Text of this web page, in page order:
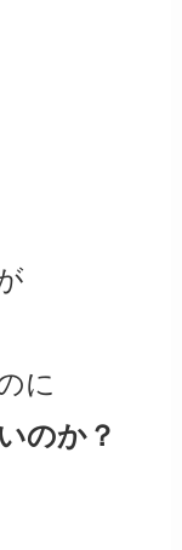
に
のか？